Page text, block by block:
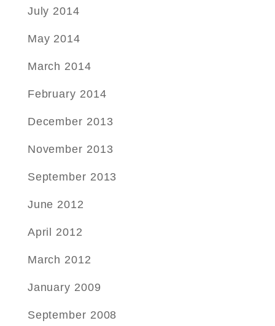
July 2014
May 2014
March 2014
February 2014
December 2013
November 2013
September 2013
June 2012
April 2012
March 2012
January 2009
September 2008